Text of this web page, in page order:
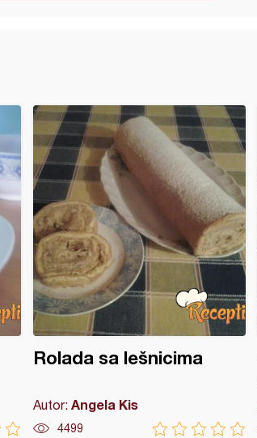
Rolada sa lešnicima
Autor: Angela Kis
4499